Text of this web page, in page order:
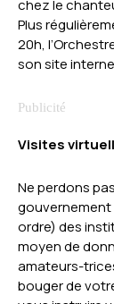
chez le
Plus
20h,
son site
Visites
Ne perdons
gouvernement
ordre) des
moyen de
amateurs-
bouger de